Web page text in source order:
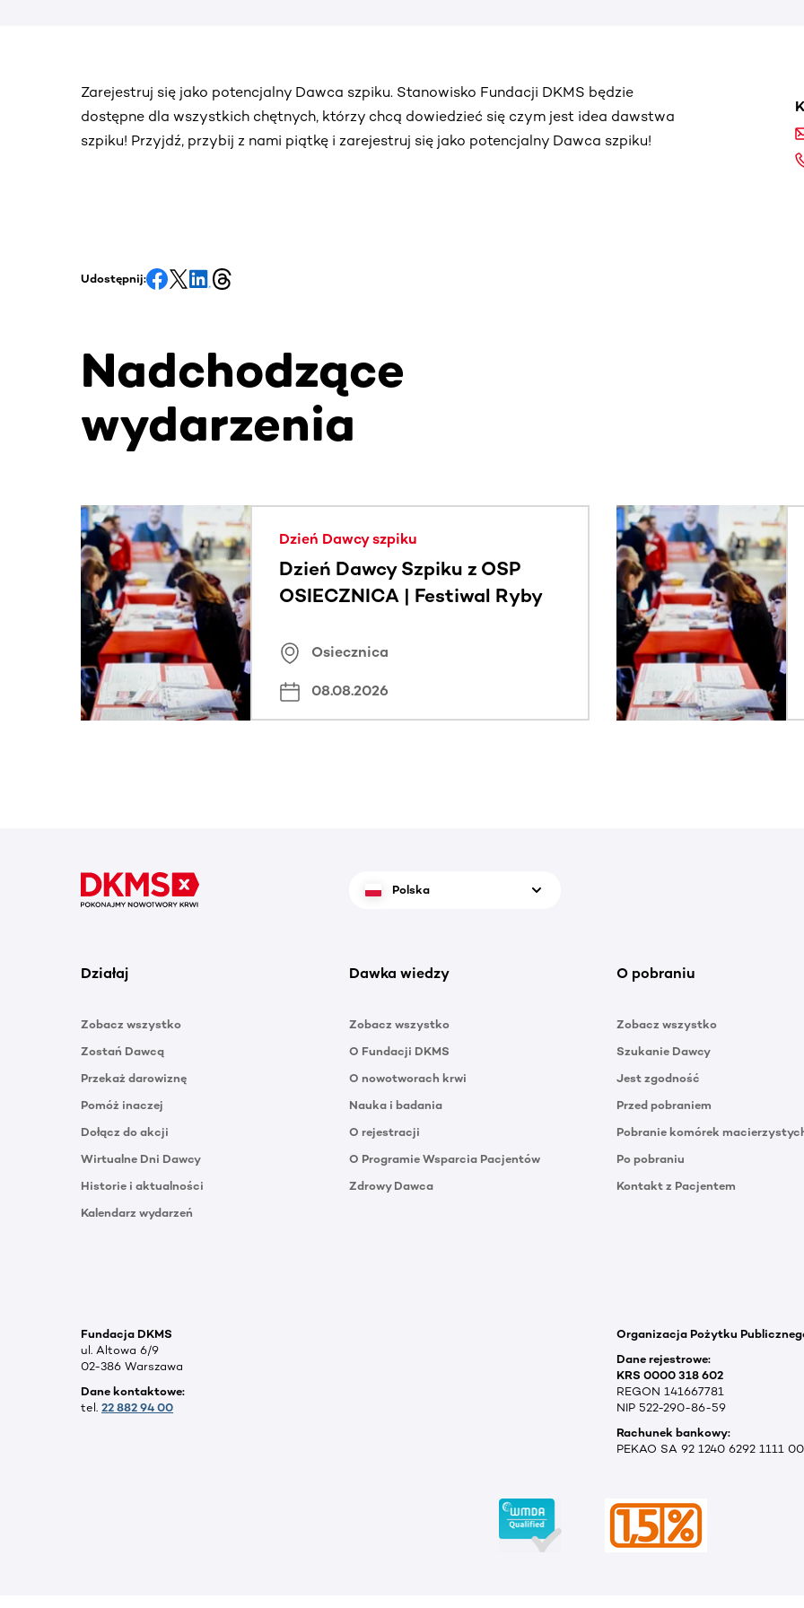
Zarejestruj się jako potencjalny Dawca szpiku. Stanowisko Fundacji DKMS będzie
dostępne dla wszystkich chętnych, którzy chcą dowiedzieć się czym jest idea dawstwa
szpiku! Przyjdź, przybij z nami piątkę i zarejestruj się jako potencjalny Dawca szpiku!
Udostępnij:
Nadchodzące
wydarzenia
Ta sekcja zawiera treści przewijane w poziomie. Użyj klawisza Tab lub przesuń palcem, aby zobaczyć
Dzień Dawcy szpiku
Dzień Dawcy Szpiku z OSP
OSIECZNICA | Festiwal Ryby
Osiecznica
08.08.2026
Polska
Działaj
Zobacz wszystko
Zostań Dawcą
Przekaż darowiznę
Pomóż inaczej
Dołącz do akcji
Wirtualne Dni Dawcy
Historie i aktualności
Kalendarz wydarzeń
Dawka wiedzy
Zobacz wszystko
O Fundacji DKMS
O nowotworach krwi
Nauka i badania
O rejestracji
O Programie Wsparcia Pacjentów
Zdrowy Dawca
O pobraniu
Zobacz wszystko
Szukanie Dawcy
Jest zgodność
Przed pobraniem
Pobranie komórek
Po pobraniu
Kontakt z Pacjentem
Fundacja DKMS
ul. Altowa 6/9
02-386 Warszawa
Dane kontaktowe:
tel. 22 882 94 00
Organizacja Pożytku
Dane rejestrowe:
KRS 0000 318 602
REGON 141667781
NIP 522-290-86-59
Rachunek bankowy:
PEKAO SA 92 1240 6292 1111